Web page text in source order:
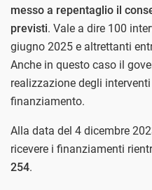
messo a repentaglio il
previsti. Vale a dire 100
giugno 2025 e altrettanti
Anche in questo caso il
realizzazione degli
finanziamento.
Alla data del 4 dicembre
ricevere i finanziamenti
254.